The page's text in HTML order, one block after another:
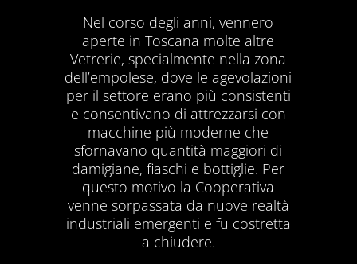
Nel corso degli anni, vennero
aperte in Toscana molte altre
Vetrerie, specialmente nella zona
dell’empolese, dove le agevolazioni
per il settore erano più consistenti
e consentivano di attrezzarsi con
macchine più moderne che
sfornavano quantità maggiori di
damigiane, fiaschi e bottiglie. Per
questo motivo la Cooperativa
venne sorpassata da nuove realtà
industriali emergenti e fu costretta
a chiudere.